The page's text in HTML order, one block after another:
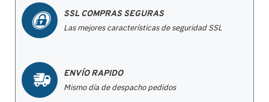
SSL COMPRAS SEGURAS
Las mejores características de seguridad SSL
ENVÍO RAPIDO
Mismo día de despacho pedidos